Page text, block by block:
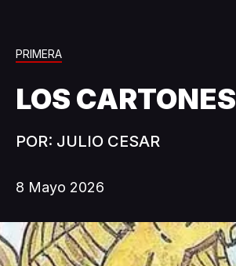
PRIMERA
LOS CARTONES
POR: JULIO CESAR
8 Mayo 2026